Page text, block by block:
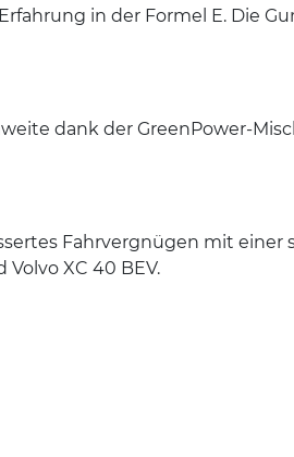
in der Formel E. Die
dank der GreenPower-
Fahrvergnügen mit
XC 40 BEV.